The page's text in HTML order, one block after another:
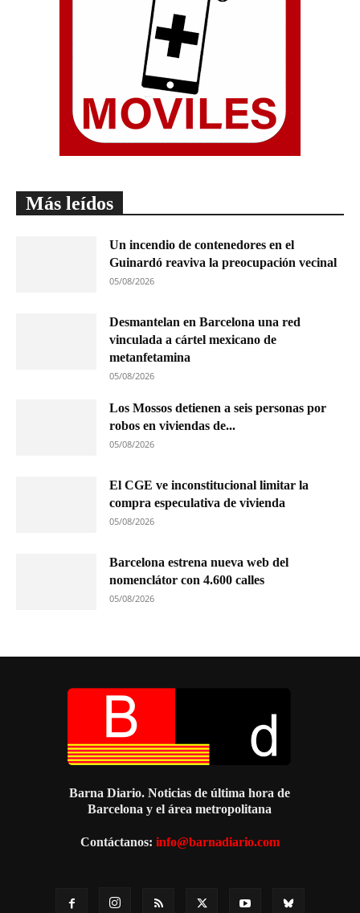
Más leídos
Un incendio de contenedores en el
Guinardó reaviva la preocupación vecinal
05/08/2026
Desmantelan en Barcelona una red
vinculada a cártel mexicano de
metanfetamina
05/08/2026
Los Mossos detienen a seis personas por
robos en viviendas de...
05/08/2026
El CGE ve inconstitucional limitar la
compra especulativa de vivienda
05/08/2026
Barcelona estrena nueva web del
nomenclátor con 4.600 calles
05/08/2026
Barna Diario. Noticias de última hora de
Barcelona y el área metropolitana
Contáctanos: info@barnadiario.com